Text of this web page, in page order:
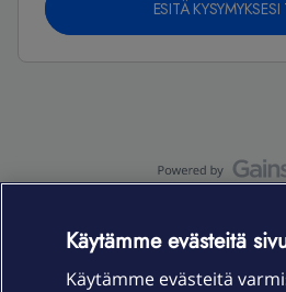
ESITÄ
Käytämme evästeitä
Käytämme evästeitä